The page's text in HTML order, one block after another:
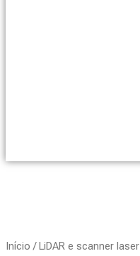
Início /LiDAR e scanner laser